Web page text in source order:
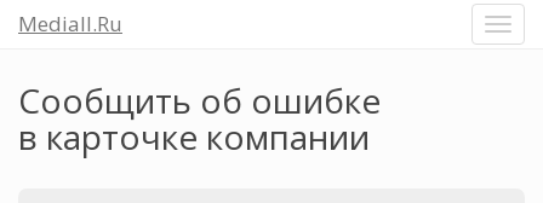
Mediall.Ru
Сообщить об ошибке
в карточке компании